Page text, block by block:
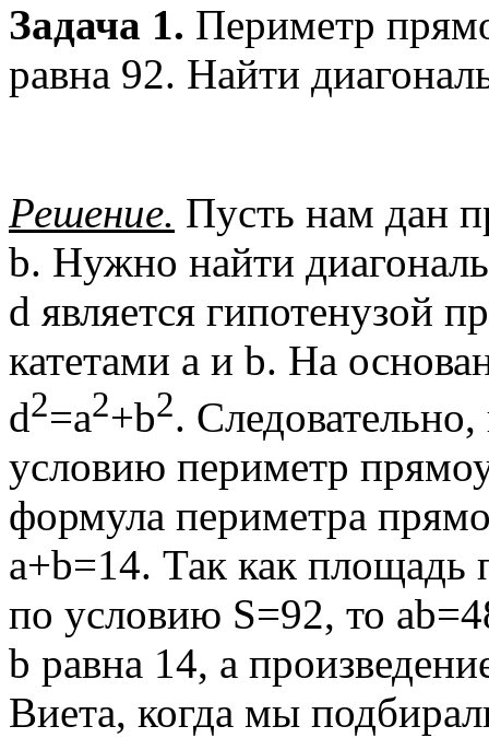
Задача 1. Периметр
равна 92. Найти
Решение. Пусть нам дан
b. Нужно найти
d является гипотенузой
катетами а и b. На
d2=a2+b2.
условию периметр
формула периметра
a+b=14. Так как площадь
по условию S=92, то
b равна 14, а
Виета, когда мы